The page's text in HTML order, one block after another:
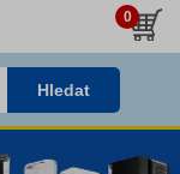
0
Hledat